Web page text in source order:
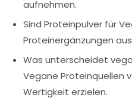
aufnehmen.
Sind Proteinpulver für
Proteinergänzungen
Was unterscheidet
Vegane Proteinquellen
Wertigkeit erzielen.